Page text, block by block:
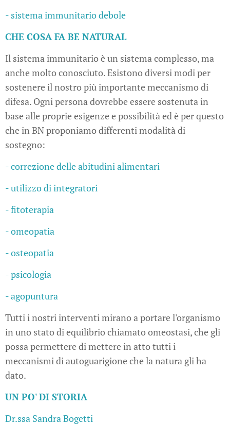
- sistema immunitario debole
CHE COSA FA BE NATURAL
Il sistema immunitario è un sistema complesso, ma
anche molto conosciuto. Esistono diversi modi per
sostenere il nostro più importante meccanismo di
difesa. Ogni persona dovrebbe essere sostenuta in
base alle proprie esigenze e possibilità ed è per questo
che in BN proponiamo differenti modalità di
sostegno:
- correzione delle abitudini alimentari
- utilizzo di integratori
- fitoterapia
- omeopatia
- osteopatia
- psicologia
- agopuntura
Tutti i nostri interventi mirano a portare l'organismo
in uno stato di equilibrio chiamato omeostasi, che gli
possa permettere di mettere in atto tutti i
meccanismi di autoguarigione che la natura gli ha
dato.
UN PO' DI STORIA
Dr.ssa Sandra Bogetti